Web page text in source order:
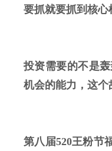
要抓就要抓到核心
投资需要的不是
机会的能力 ，这
第八届520王粉节